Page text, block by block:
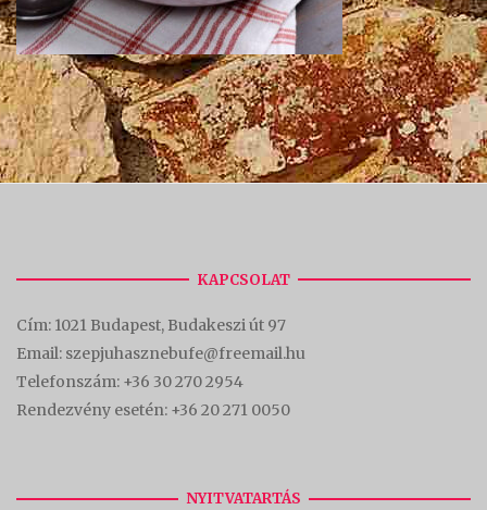
KAPCSOLAT
Cím: 1021 Budapest, Budakeszi út 97
Email: szepjuhasznebufe@freemail.hu
Telefonszám: +36 30 270 2954
Rendezvény esetén: +36 20 271 0050
NYITVATARTÁS